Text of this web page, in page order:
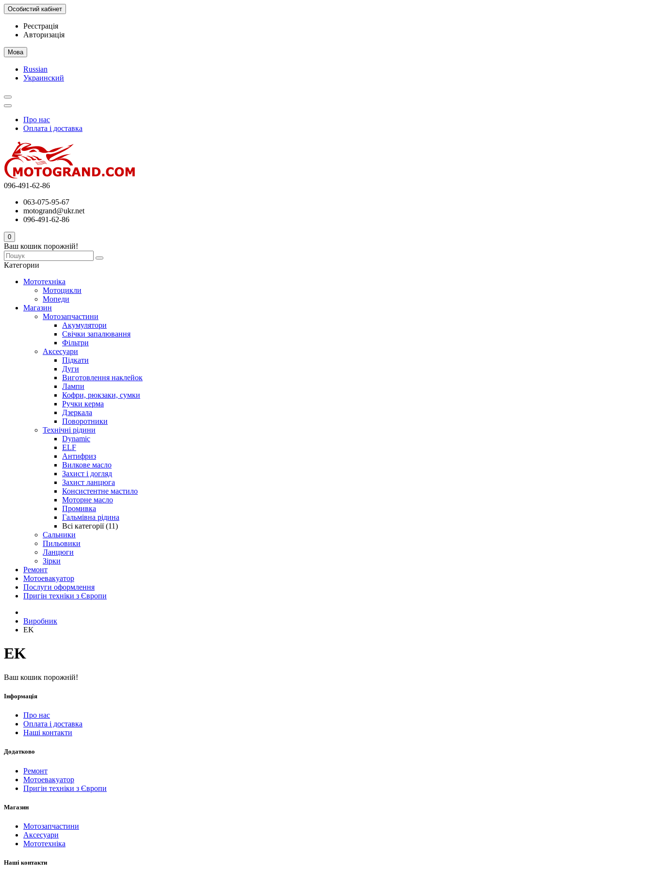
Особистий кабінет
Реєстрація
Авторизація
Мова
Russian
Украинский
Про нас
Оплата і доставка
096-491-62-86
063-075-95-67
motogrand@ukr.net
096-491-62-86
0
Ваш кошик порожній!
Категории
Мототехніка
Мотоцикли
Мопеди
Магазин
Мотозапчастини
Акумулятори
Свічки запалювання
Фільтри
Аксесуари
Підкати
Дуги
Виготовлення наклейок
Лампи
Кофри, рюкзаки, сумки
Ручки керма
Дзеркала
Поворотники
Технічні рідини
Dynamic
ELF
Антифриз
Вилкове масло
Захист і догляд
Захист ланцюга
Консистентне мастило
Моторне масло
Промивка
Гальмівна рідина
Всі категорії (11)
Сальники
Пильовики
Ланцюги
Зірки
Ремонт
Мотоевакуатор
Послуги оформлення
Пригін техніки з Європи
Виробник
EK
EK
Ваш кошик порожній!
Інформація
Про нас
Оплата і доставка
Наші контакти
Додатково
Ремонт
Мотоевакуатор
Пригін техніки з Європи
Магазин
Мотозапчастини
Аксесуари
Мототехніка
Наші контакти